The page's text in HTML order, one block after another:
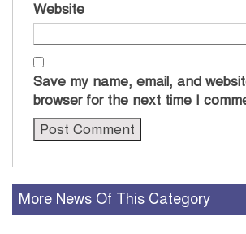
Website
Save my name, email, and
browser for the next time I
More News Of This Category